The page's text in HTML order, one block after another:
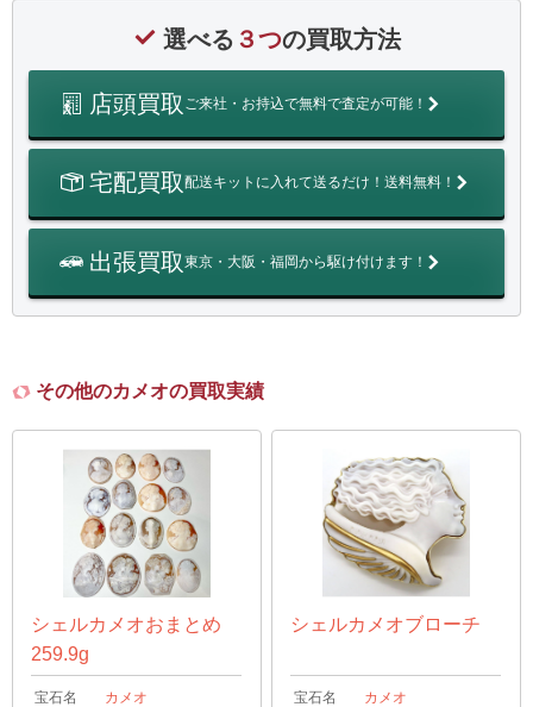
選べる ３つの買取方法
店頭買取 ご来社・お持込で無料で査定が可能！
宅配買取配送キットに入れて送るだけ！送料無料！
出張買取東京・大阪・福岡から駆け付けます！
その他のカメオの買取実績
シェルカメオおまとめ
259.9g
宝石名 カメオ
シェルカメオブローチ
宝石名 カメオ